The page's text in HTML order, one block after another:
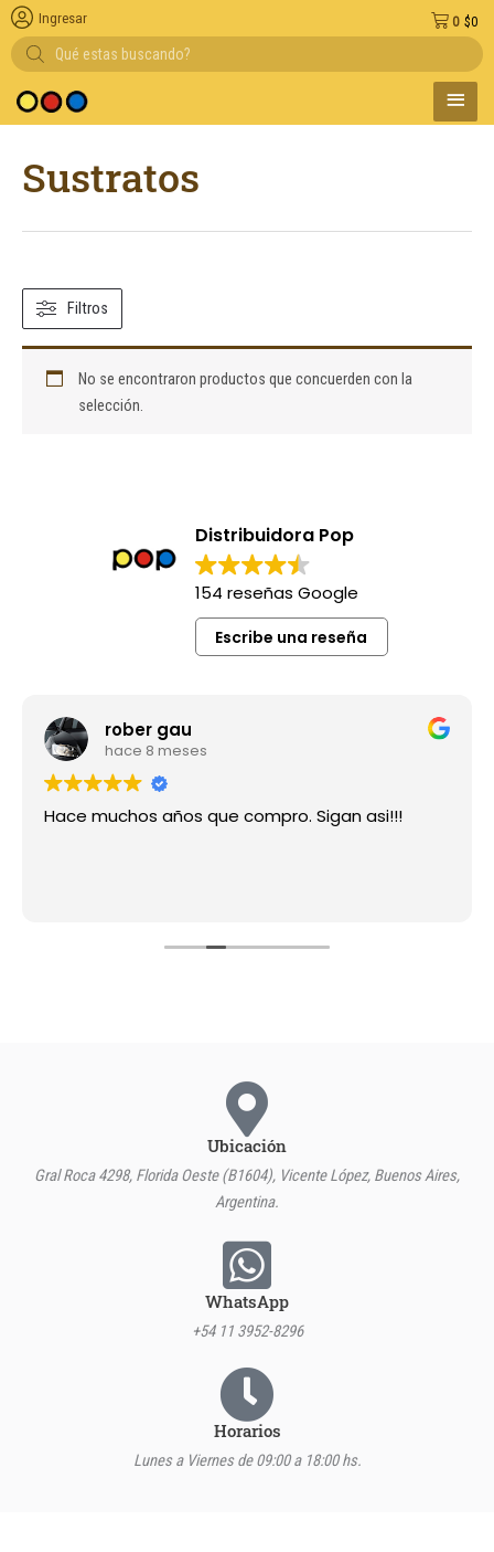
Búsqueda
de
productos
de pago
$0
0
Ingresar
MENÚ
Sustratos
Filtros
No se encontraron productos que concuerden con la
selección.
Distribuidora Pop
154 reseñas Google
Escribe una reseña
rober gau
hace 8 meses
Hace muchos años que compro. Sigan asi!!!
Ubicación
Gral Roca 4298, Florida Oeste (B1604), Vicente López, Buenos Aires,
Argentina.
WhatsApp
+54 11 3952-8296
Horarios
Lunes a Viernes de 09:00 a 18:00 hs.